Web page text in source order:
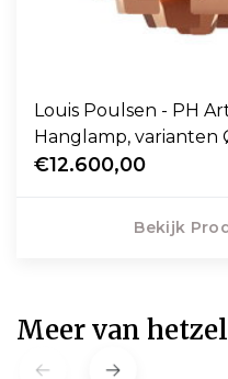
Louis Poulsen - PH
Hanglamp, varianten
€12.600,00
Bekijk
Meer van